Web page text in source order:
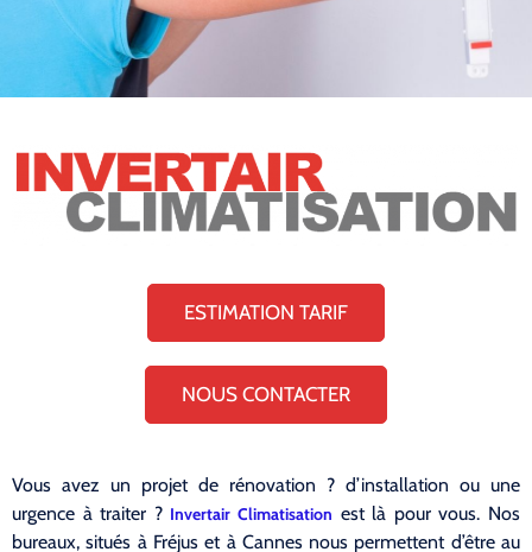
ESTIMATION TARIF
NOUS CONTACTER
Vous avez un projet de rénovation ? d’installation ou une
urgence à traiter ? Invertair Climatisation est là pour vous. Nos
bureaux, situés à Fréjus et à Cannes nous permettent d’être au